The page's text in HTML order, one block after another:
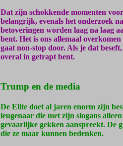
Dat zijn schokkende momenten
belangrijk, evenals het onderzoek
betoveringen worden laag na laag
bent. Het is ons allemaal
gaat non-stop door. Als je dat
overal in getrapt bent.
Trump en de media
De Elite doet al jaren enorm zijn
leugenaar die met zijn slogans
gevaarlijke gekken aanspreekt. De
die ze maar kunnen bedenken.